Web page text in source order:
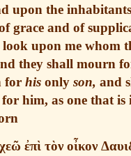
and upon the
spirit of grace and of
shall look upon me
, and they shall
forhisonly
for him, as
firstborn.
καὶ ἐκχεῶ ἐπὶ τὸν οἶ